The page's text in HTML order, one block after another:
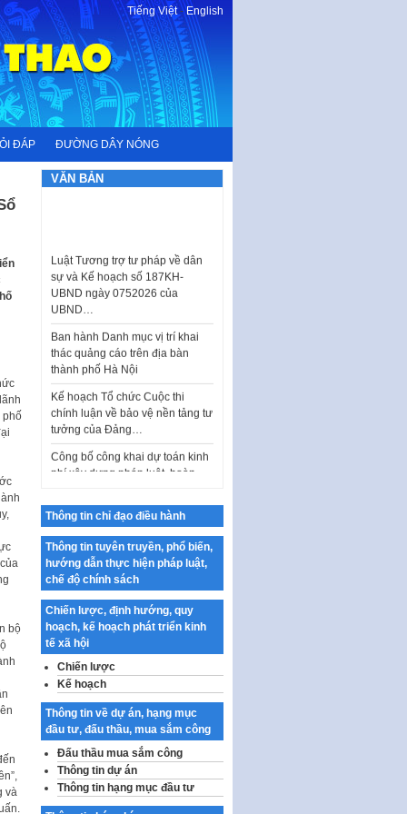
Tiếng Việt-English
ĐÁP ĐƯỜNG DÂY NÓNG
phố
bộ
và
VĂN BẢN
UBND ngày 0752026 của
UBND…
Ban hành Danh mục vị trí khai
thác quảng cáo trên địa bàn
thành phố Hà Nội
Kế hoạch Tổ chức Cuộc thi
chính luận về bảo vệ nền tảng tư
tưởng của Đảng…
Công bố công khai dự toán kinh
phí xây dựng pháp luật, hoàn
thiện thể chế, chính…
dụng khoa học, công nghệ, đổi
mới sáng tạo và chuyển…
Quy định chi tiết và hướng dẫn
thi hành một số điều của Luật Lý
lịch tư…
Sửa đổi, bổ sung một số nội
dung tại Nghị quyết số 30/NQ-
CP ngày 24 tháng 02…
Ban hành Chương trình hành
động của Chính phủ thực hiện
Nghị quyết số 02-NQ/TW ngày
17…
THÔNG BÁO Tuyển dụng lao
động hợp đồng theo Nghị định
số 111/2022/NĐ-CP ngày
30/12/2022 của Chính…
Thông tin chỉ đạo điều hành
Thông tin tuyên truyền, phổ biến,
hướng dẫn thực hiện pháp luật,
chế độ chính sách
Chiến lược, định hướng, quy
hoạch, kế hoạch phát triển kinh
tế xã hội
Chiến lược
Kế hoạch
Thông tin về dự án, hạng mục
đầu tư, đấu thầu, mua sắm công
Đấu thầu mua sắm công
Thông tin dự án
Thông tin hạng mục đầu tư